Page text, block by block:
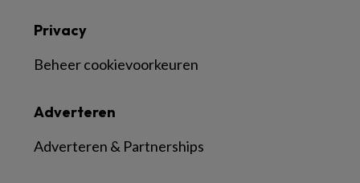
Adverteren
Adverteren & Partnerships
Privacy
Beheer cookievoorkeuren